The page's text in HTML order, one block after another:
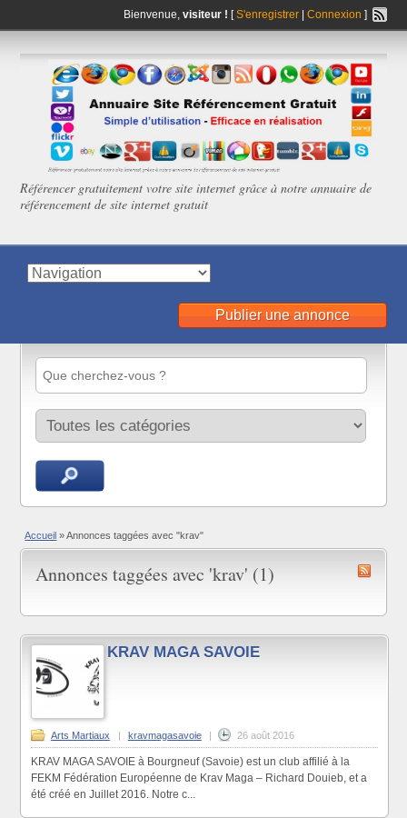
Bienvenue, visiteur ! [S'enregistrer| Connexion ]
Référencer gratuitement votre site internet grâce à notre annuaire de
référencement de site internet gratuit
Publier une annonce
Accueil » Annonces taggées avec "krav"
Annonces taggées avec 'krav' (1)
KRAV MAGA SAVOIE
Arts Martiaux | kravmagasavoie | 26 août 2016
KRAV MAGA SAVOIE à Bourgneuf (Savoie) est un club affilié à la
FEKM Fédération Européenne de Krav Maga – Richard Douieb, et a
été créé en Juillet 2016. Notre c...